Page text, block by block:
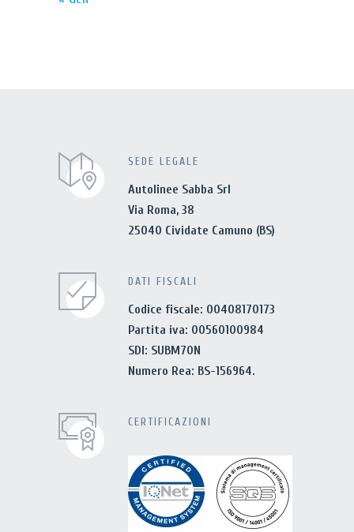
SEDE LEGALE
Autolinee Sabba Srl
Via Roma, 38
25040 Cividate Camuno (BS)
DATI FISCALI
Codice fiscale: 00408170173
Partita iva: 00560100984
SDI: SUBM70N
Numero Rea: BS-156964.
CERTIFICAZIONI